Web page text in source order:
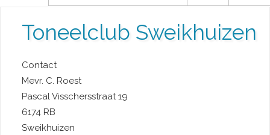
Toneelclub Sweikhuizen
Contact
Mevr. C. Roest
Pascal Visschersstraat 19
6174 RB
Sweikhuizen